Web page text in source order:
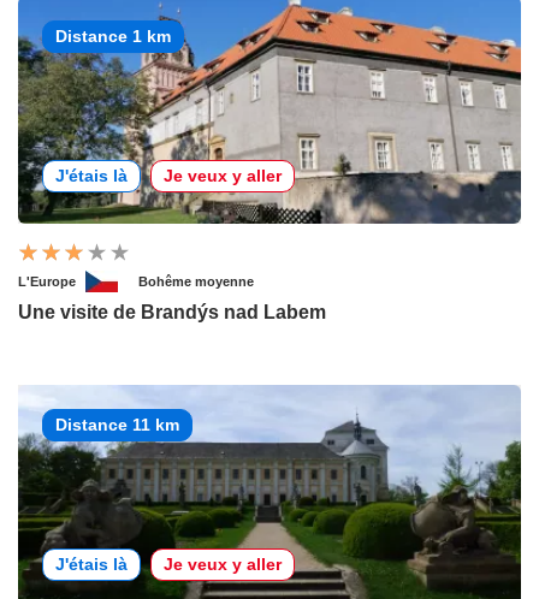
Distance 1 km
J'étais là Je veux y aller
L'Europe Bohême moyenne
Une visite de Brandýs nad Labem
Distance 11 km
J'étais là Je veux y aller